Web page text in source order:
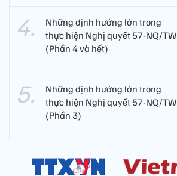
Những định hướng lớn trong
thực hiện Nghị quyết 57-NQ/TW
(Phần 4 và hết)
Những định hướng lớn trong
thực hiện Nghị quyết 57-NQ/TW
(Phần 3)